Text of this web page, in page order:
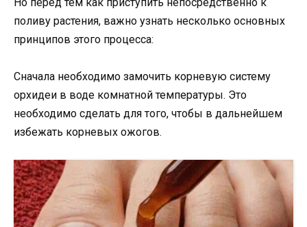
поливу растения, важно узнать несколько основных
принципов этого процесса:
Сначала необходимо замочить корневую систему
орхидеи в воде комнатной температуры. Это
необходимо сделать для того, чтобы в дальнейшем
избежать корневых ожогов.